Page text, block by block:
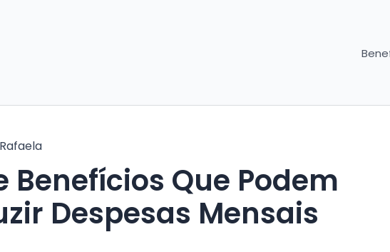
Rafaela
Benefícios Que Podem
Despesas Mensais